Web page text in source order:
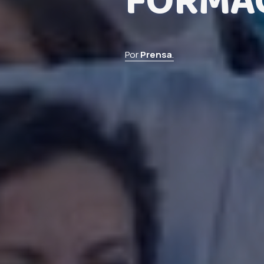
PorPrensa.